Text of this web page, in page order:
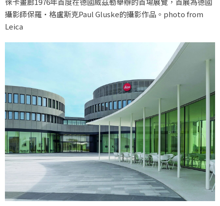
攝影師保羅·格盧斯克Paul Gluske的攝影作品。photo from
Leica